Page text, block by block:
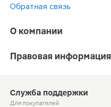
Обратная связь
О компании
Правовая информация
Служба поддержки
Для покупателей